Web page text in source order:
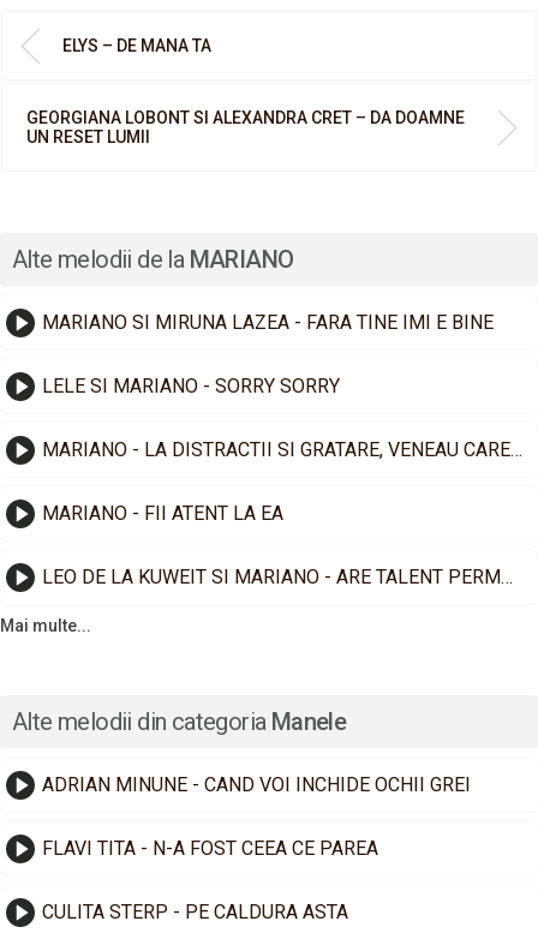
ELYS – DE MANA TA
GEORGIANA LOBONT SI ALEXANDRA CRET – DA DOAMNE
UN RESET LUMII
Alte melodii de la MARIANO
MARIANO SI MIRUNA LAZEA - FARA TINE IMI E BINE
LELE SI MARIANO - SORRY SORRY
MARIANO - LA DISTRACTII SI GRATARE, VENEAU CARE MAI DE CARE
MARIANO - FII ATENT LA EA
LEO DE LA KUWEIT SI MARIANO - ARE TALENT PERMANENT
Mai multe...
Alte melodii din categoria Manele
ADRIAN MINUNE - CAND VOI INCHIDE OCHII GREI
FLAVI TITA - N-A FOST CEEA CE PAREA
CULITA STERP - PE CALDURA ASTA